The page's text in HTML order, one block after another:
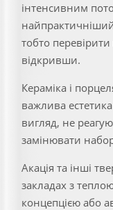
інтенсивним
тобто
відкривши.
Кераміка і
важлива
вигляд, не
замінювати
Акація та інші
закладах з
концепцією або